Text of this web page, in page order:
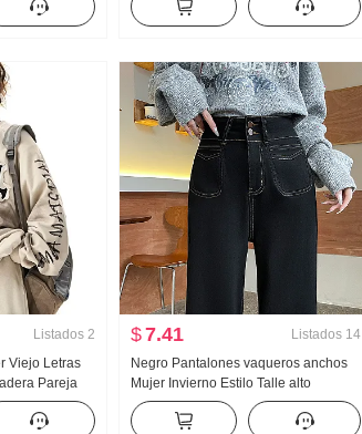
Sentido
Vestido
Listados 2
Viejo Letras
Pareja
residual
Moda
$7.41 Listados 14
Negro Pantalones vaqueros anchos
Mujer Invierno Estilo Talle alto
Avanzado Sentido Holgado Petite
Niños 2025 Año Otoño Invierno